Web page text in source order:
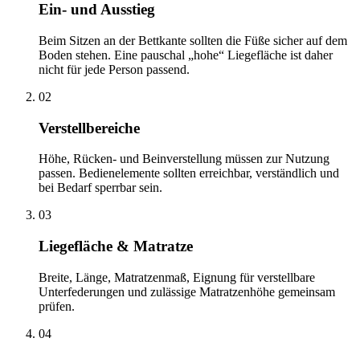
Ein- und Ausstieg
Beim Sitzen an der Bettkante sollten die Füße sicher auf dem
Boden stehen. Eine pauschal „hohe“ Liegefläche ist daher
nicht für jede Person passend.
02
Verstellbereiche
Höhe, Rücken- und Beinverstellung müssen zur Nutzung
passen. Bedienelemente sollten erreichbar, verständlich und
bei Bedarf sperrbar sein.
03
Liegefläche & Matratze
Breite, Länge, Matratzenmaß, Eignung für verstellbare
Unterfederungen und zulässige Matratzenhöhe gemeinsam
prüfen.
04